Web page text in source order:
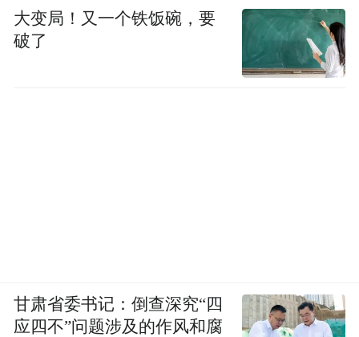
大变局！又一个铁饭碗，要
破了
甘肃省委书记：倒查深究“四
应四不”问题涉及的作风和腐